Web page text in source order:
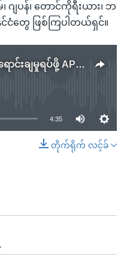
ဂျပန်၊ တောင်ကိုရီးယား၊ ဘ
နိုင်ငံတွေ ဖြစ်ကြပါတယ်ရှင်။
မြန်မာစစ်ကောင်စီကို လက်နက်ရောင်းချမှုရပ်ဖို့ APEC နိုင်ငံတွေကို ဆန္ဒပြ
available
4:35
တိုက်ရိုက် လင့်ခ်